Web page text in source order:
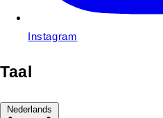
Instagram
Taal
Nederlands